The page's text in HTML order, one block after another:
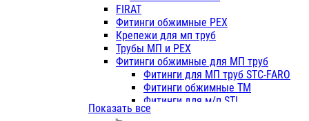
Фитинги ПП белые
Фитинги ПП белые
Фитинги ППс металл.белые
VALFEX
Трубы PE-RT
Трубы ПП водопровод белые
Трубы ПП водопровод серые
Трубы армированные
Трубы армированные
FIRAT
Фитинги обжимные PEX
Крепежи для мп труб
Трубы МП и PEX
Фитинги обжимные для МП труб
Фитинги для МП труб STC-FARO
Фитинги обжимные ТМ
Фитинги для м/п STI
Фитинги для МП труб TITAN
Показать все